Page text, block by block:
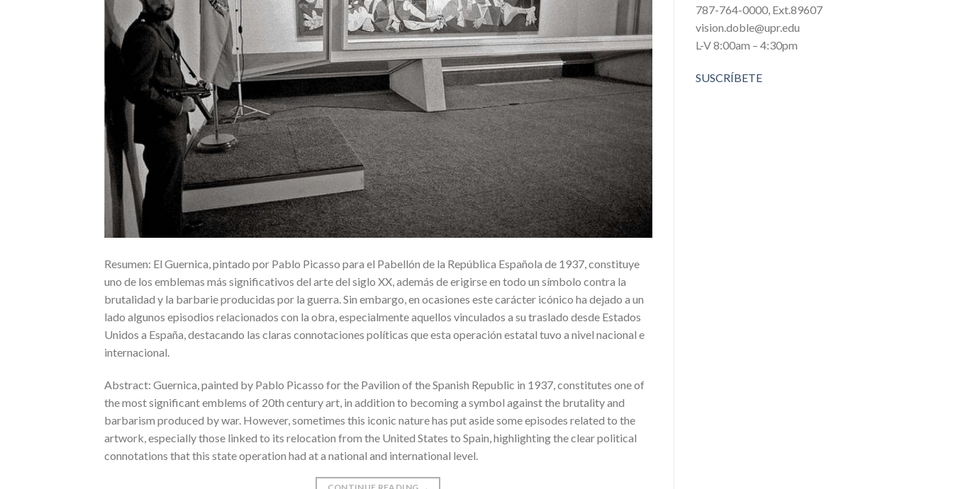
Resumen: El Guernica, pintado por Pablo Picasso para el Pabellón de la República Española de 1937, constituye
uno de los emblemas más significativos del arte del siglo XX, además de erigirse en todo un símbolo contra la
brutalidad y la barbarie producidas por la guerra. Sin embargo, en ocasiones este carácter icónico ha dejado a un
lado algunos episodios relacionados con la obra, especialmente aquellos vinculados a su traslado desde Estados
Unidos a España, destacando las claras connotaciones políticas que esta operación estatal tuvo a nivel nacional e
internacional.
Abstract: Guernica, painted by Pablo Picasso for the Pavilion of the Spanish Republic in 1937, constitutes one of
the most significant emblems of 20th century art, in addition to becoming a symbol against the brutality and
barbarism produced by war. However, sometimes this iconic nature has put aside some episodes related to the
artwork, especially those linked to its relocation from the United States to Spain, highlighting the clear political
connotations that this state operation had at a national and international level.
787-764-0000, Ext.89607
vision.doble@upr.edu
L-V 8:00am – 4:30pm
SUSCRÍBETE